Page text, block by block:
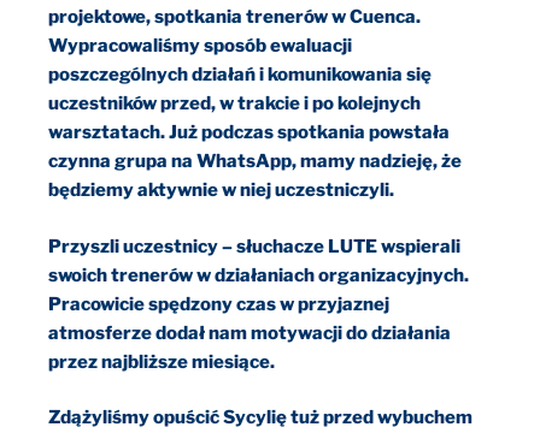
projektowe, spotkania trenerów w Cuenca.
Wypracowaliśmy sposób ewaluacji
poszczególnych działań i komunikowania się
uczestników przed, w trakcie i po kolejnych
warsztatach. Już podczas spotkania powstała
czynna grupa na WhatsApp, mamy nadzieję, że
będziemy aktywnie w niej uczestniczyli.
Przyszli uczestnicy – słuchacze LUTE wspierali
swoich trenerów w działaniach organizacyjnych.
Pracowicie spędzony czas w przyjaznej
atmosferze dodał nam motywacji do działania
przez najbliższe miesiące.
Zdążyliśmy opuścić Sycylię tuż przed wybuchem